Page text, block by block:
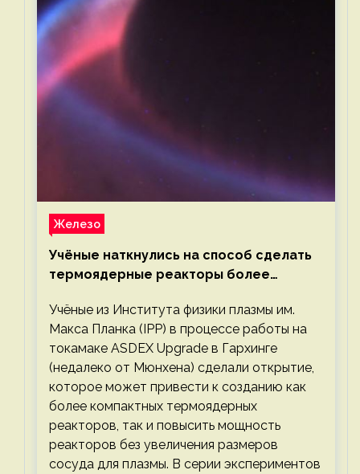
Железо
Учёные наткнулись на способ сделать
термоядерные реакторы более
Учёные из Института физики плазмы им.
Макса Планка (IPP) в процессе работы на
токамаке ASDEX Upgrade в Гархинге
(недалеко от Мюнхена) сделали открытие,
которое может привести к созданию как
более компактных термоядерных
реакторов, так и повысить мощность
реакторов без увеличения размеров
сосуда для плазмы. В серии экспериментов